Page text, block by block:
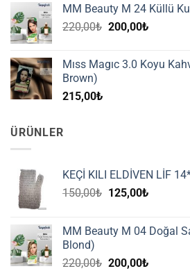
MM Beauty M 24 Küllü
220,00₺ Orijinal
200,00₺Şu
200,00₺.
Mıss Magıc 3.0 Koyu
Brown)
215,00₺
ÜRÜNLER
KEÇİ KILI ELDİVEN LİF
150,00₺ Orijinal
125,00₺Şu
125,00₺.
MM Beauty M 04 Doğal
Blond)
220,00₺ Orijinal
200,00₺Şu